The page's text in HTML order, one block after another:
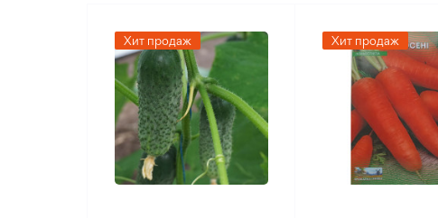
Хит продаж Хит продаж